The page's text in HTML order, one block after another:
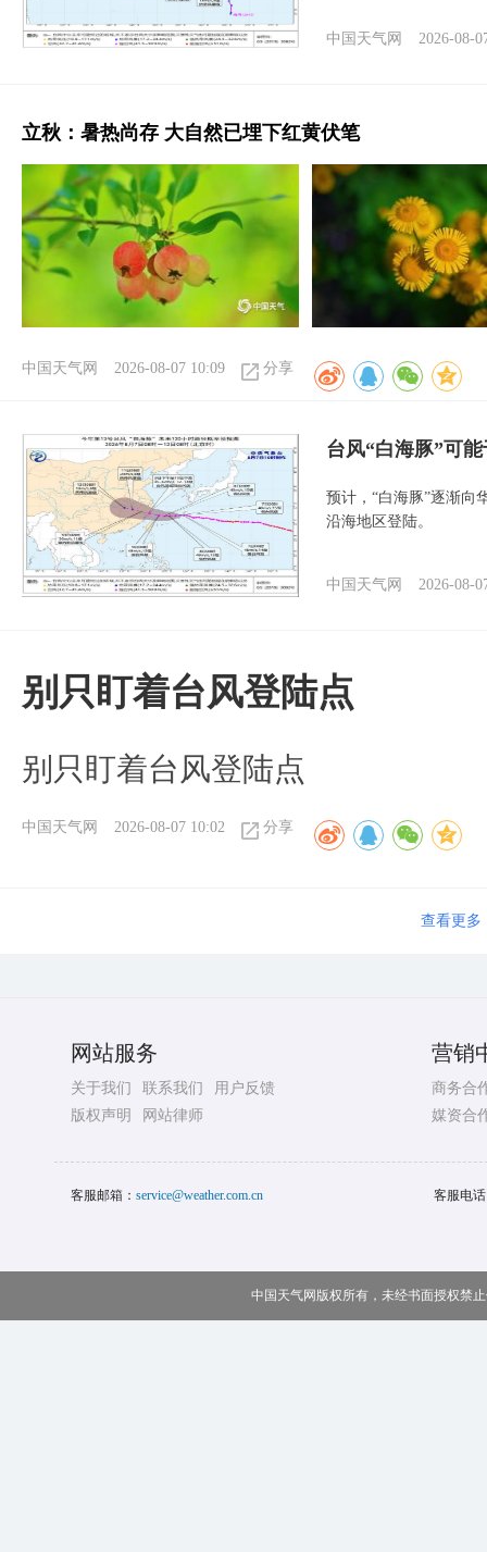
中国天气网 2026-08-
立秋：暑热尚存 大自然已埋下红黄伏笔
中国天气网 2026-08-07 10:09 分享
台风“白海豚”可
预计，“白海豚”逐渐向
沿海地区登陆。
中国天气网 2026-08-
别只盯着台风登陆点
别只盯着台风登陆点
中国天气网 2026-08-07 10:02 分享
查看更多
网站服务
关于我们 联系我们
用户反馈
版权声明
网站律师
营销
商务合
媒资合
客服邮箱： service@weather.com.cn 客服电
中国天气网版权所有，未经书面授权